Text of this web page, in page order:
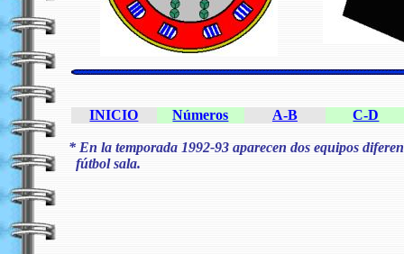
INICIO Números A-B C-D
* En la temporada 1992-93 aparecen dos equipos
fútbol sala.